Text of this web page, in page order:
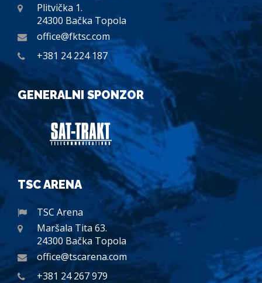
Plitvička 1.
24300 Bačka Topola
office@fktsc.com
+381 24 224 187
GENERALNI SPONZOR
TSC ARENA
TSC Arena
Maršala Tita 63.
24300 Bačka Topola
office@tscarena.com
+381 24 267 979